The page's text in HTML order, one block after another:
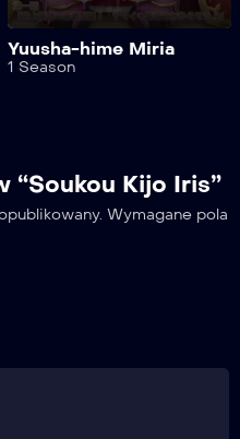
Yuusha-hime Miria
1 Season
Kijo Iris”
Wymagane pola